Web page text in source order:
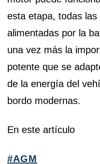
esta etapa, todas
alimentadas por la
una vez más la
potente que se
de la energía del
bordo modernas.
En este artículo
#AGM